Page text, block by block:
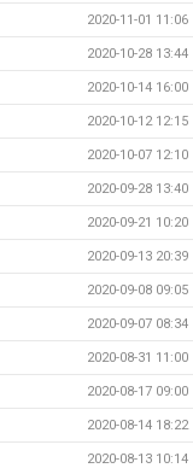
2020-11-01 11:06
2020-10-28 13:44
2020-10-14 16:00
2020-10-12 12:15
2020-10-07 12:10
2020-09-28 13:40
2020-09-21 10:20
2020-09-13 20:39
2020-09-08 09:05
2020-09-07 08:34
2020-08-31 11:00
2020-08-17 09:00
2020-08-14 18:22
2020-08-13 10:14